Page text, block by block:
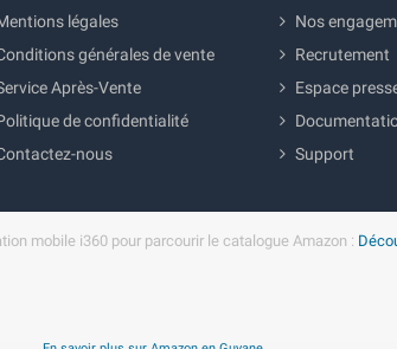
légales
générales de vente
Après-Vente
de confidentialité
nous
Nos
Recrutement
Espace
Support
mobile i360 pour parcourir le catalogue Amazon :